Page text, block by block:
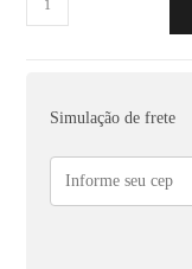
Simulação de frete